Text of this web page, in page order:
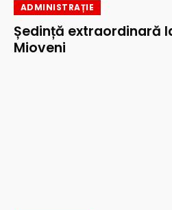
ADMINISTRAȚIE
Ședință extraordinară
Mioveni